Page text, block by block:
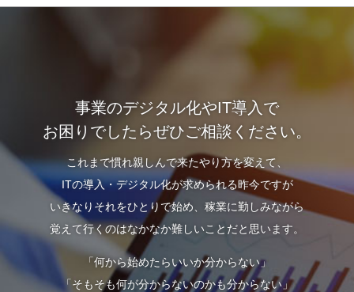
事業のデジタル化やIT導入で
お困りでしたらぜひご相談ください。
これまで慣れ親しんで来たやり方を変えて、
ITの導入・デジタル化が求められる昨今ですが
いきなりそれをひとりで始め、稼業に勤しみながら
覚えて行くのはなかなか難しいことだと思います。
「何から始めたらいいか分からない」
「そもそも何が分からないのかも分からない」